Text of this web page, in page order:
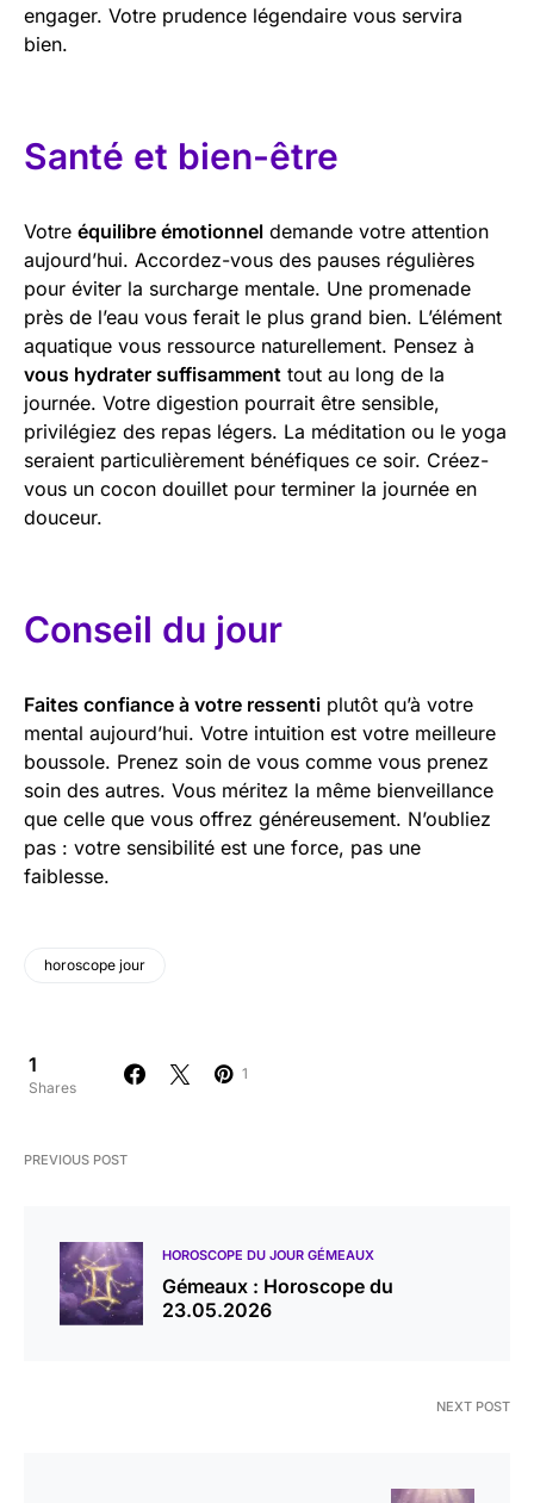
engager. Votre prudence légendaire vous servira
bien.
Santé et bien-être
Votre équilibre émotionnel demande votre attention
aujourd’hui. Accordez-vous des pauses régulières
pour éviter la surcharge mentale. Une promenade
près de l’eau vous ferait le plus grand bien. L’élément
aquatique vous ressource naturellement. Pensez à
vous hydrater suffisamment tout au long de la
journée. Votre digestion pourrait être sensible,
privilégiez des repas légers. La méditation ou le yoga
seraient particulièrement bénéfiques ce soir. Créez-
vous un cocon douillet pour terminer la journée en
douceur.
Conseil du jour
Faites confiance à votre ressenti plutôt qu’à votre
mental aujourd’hui. Votre intuition est votre meilleure
boussole. Prenez soin de vous comme vous prenez
soin des autres. Vous méritez la même bienveillance
que celle que vous offrez généreusement. N’oubliez
pas : votre sensibilité est une force, pas une
faiblesse.
horoscope jour
1
Shares
1
PREVIOUS POST
HOROSCOPE DU JOUR GÉMEAUX
Gémeaux : Horoscope du
23.05.2026
NEXT POST